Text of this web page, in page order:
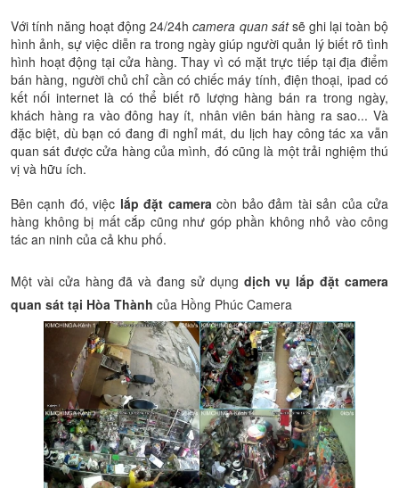
Với tính năng hoạt động 24/24hcamera quan sátsẽ ghi lại toàn bộ
hình ảnh, sự việc diễn ra trong ngày giúp người quản lý biết rõ tình
hình hoạt động tại cửa hàng. Thay vì có mặt trực tiếp tại địa điểm
bán hàng, người chủ chỉ cần có chiếc máy tính, điện thoại, ipad có
kết nối internet là có thể biết rõ lượng hàng bán ra trong ngày,
khách hàng ra vào đông hay ít, nhân viên bán hàng ra sao... Và
đặc biệt, dù bạn có đang đi nghỉ mát, du lịch hay công tác xa vẫn
quan sát được cửa hàng của mình, đó cũng là một trải nghiệm thú
vị và hữu ích.
Bên cạnh đó, việc lắp đặt cameracòn bảo đảm tài sản của cửa
hàng không bị mất cắp cũng như góp phần không nhỏ vào công
tác an ninh của cả khu phố.
Một vài cửa hàng đã và đang sử dụng dịch vụ lắp đặt camera
quan sát tại Hòa Thành của Hồng Phúc Camera